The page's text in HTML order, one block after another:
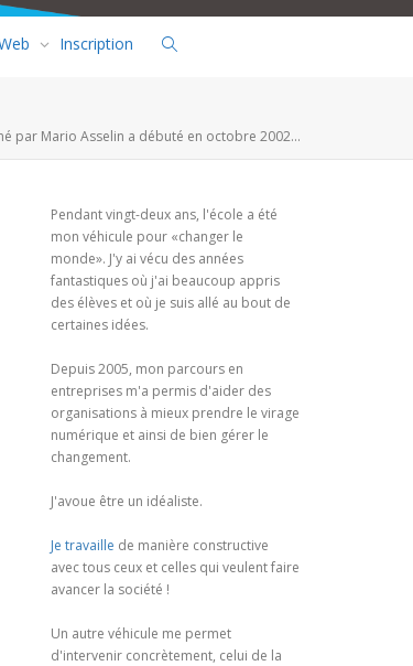
Inscription
par Mario Asselin a débuté en octobre 2002...
Pendant vingt-deux ans, l'école a été
mon véhicule pour «changer le
monde». J'y ai vécu des années
fantastiques où j'ai beaucoup appris
des élèves et où je suis allé au bout de
certaines idées.
Depuis 2005, mon parcours en
entreprises m'a permis d'aider des
organisations à mieux prendre le virage
numérique et ainsi de bien gérer le
changement.
J'avoue être un idéaliste.
Je travaille de manière constructive
avec tous ceux et celles qui veulent faire
avancer la société !
Un autre véhicule me permet
d'intervenir concrètement, celui de la